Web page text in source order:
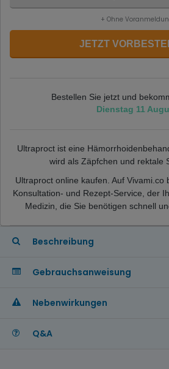
+ Ohne
JETZT
Bestellen Sie jetzt und
Dienstag 11
Ultraproct ist eine
wird als Zäpfchen und rektale
Ultraproct online kaufen. Auf Vivami.co
Konsultation- und Rezept-Service, der
Medizin, die Sie benötigen schnell
Beschreibung
Gebrauchsanweisung
Nebenwirkungen
Q&A